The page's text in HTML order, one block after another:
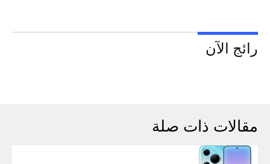
رائج الآن
مقالات ذات صلة